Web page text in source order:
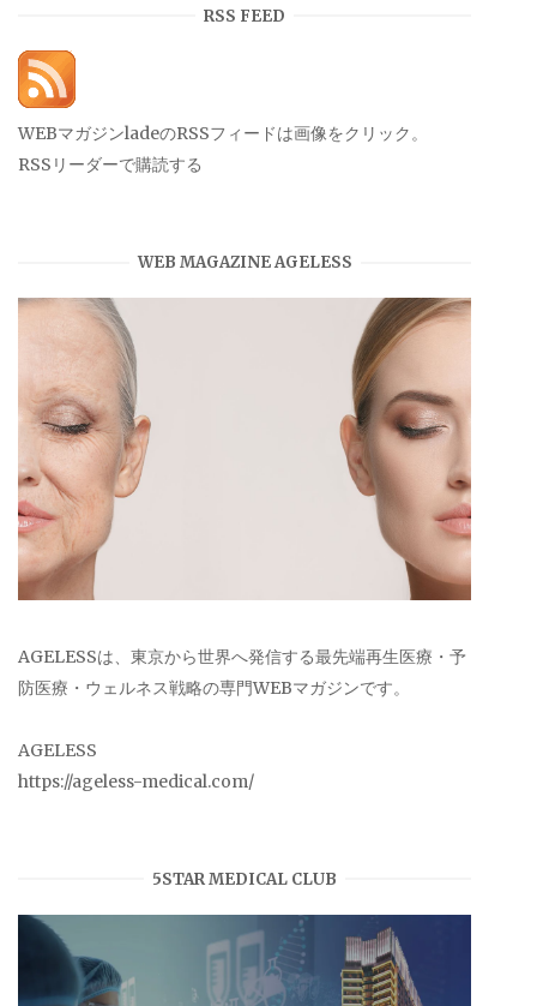
RSS FEED
WEBマガジンladeのRSSフィードは画像をクリック。
RSSリーダーで購読する
WEB MAGAZINE AGELESS
AGELESSは、東京から世界へ発信する最先端再生医療・予
防医療・ウェルネス戦略の専門WEBマガジンです。
AGELESS
https://ageless-medical.com/
5STAR MEDICAL CLUB